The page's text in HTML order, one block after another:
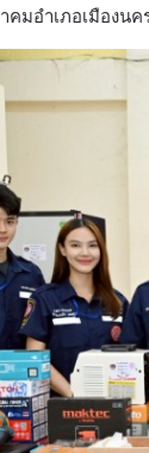
คมอำเภอเมืองน